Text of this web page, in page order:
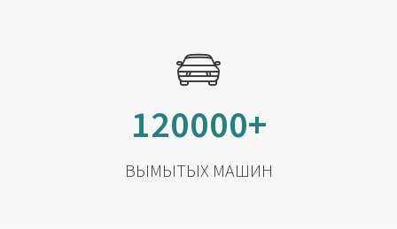
120000+
ВЫМЫТЫХ МАШИН